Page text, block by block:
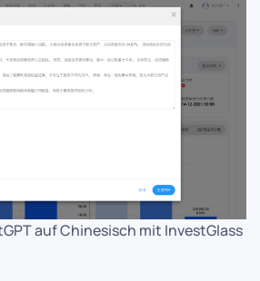
auf Chinesisch mit InvestGlass